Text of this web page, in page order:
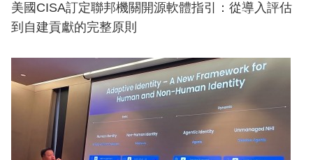
美國CISA訂定聯邦機關開源軟體指引：從導入評估
到自建貢獻的完整原則